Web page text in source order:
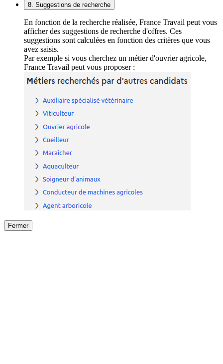
8. Suggestions de recherche
En fonction de la recherche réalisée, France Travail peut vous
afficher des suggestions de recherche d'offres. Ces
suggestions sont calculées en fonction des critères que vous
avez saisis.
Par exemple si vous cherchez un métier d'ouvrier agricole,
France Travail peut vous proposer :
Fermer